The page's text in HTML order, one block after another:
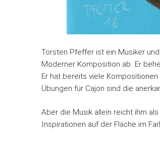
Torsten Pfeffer ist ein Musiker
Moderner Komposition ab. Er
Er hat bereits viele
Übungen für Cajon sind die
Aber die Musik allein reicht ihm
Inspirationen auf der Fläche im